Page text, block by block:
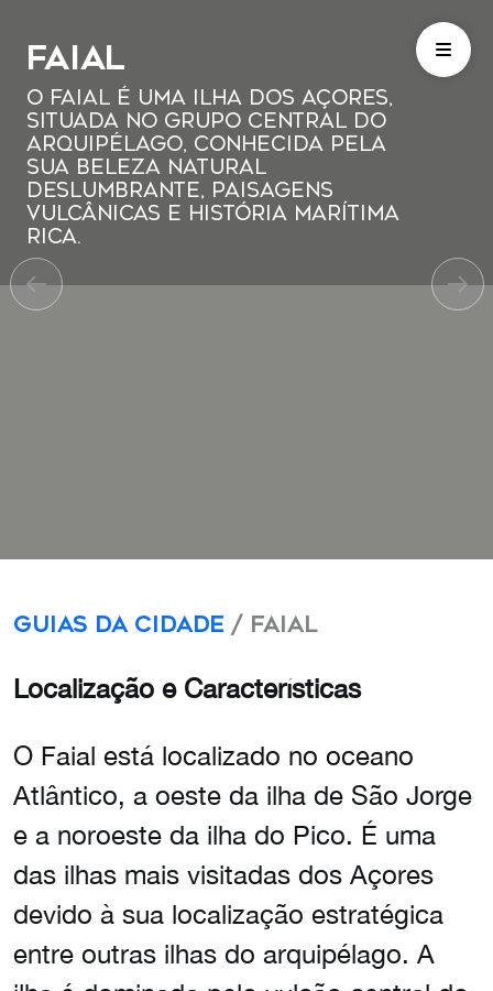
Faial
O Faial é uma ilha dos Açores,
situada no grupo central do
arquipélago, conhecida pela
sua beleza natural
deslumbrante, paisagens
vulcânicas e história marítima
rica.
Guias da Cidade / Faial
Localização e Características
O Faial está localizado no oceano
Atlântico, a oeste da ilha de São Jorge
e a noroeste da ilha do Pico. É uma
das ilhas mais visitadas dos Açores
devido à sua localização estratégica
entre outras ilhas do arquipélago. A